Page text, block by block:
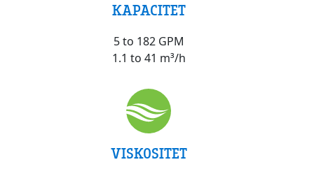
KAPACITET
5 to 182 GPM
1.1 to 41 m³/h
VISKOSITET